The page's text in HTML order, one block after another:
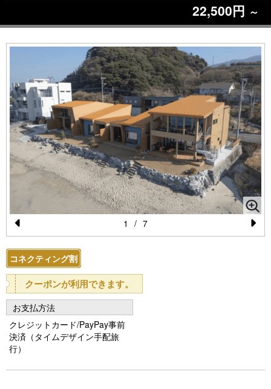
22,500円 ～
Pr
e
vi
o
u
s
N
1 / 7
コネクティング割
クーポンが利用できます。
お支払方法
クレジットカード/PayPay事前
決済（タイムデザイン手配旅
行）